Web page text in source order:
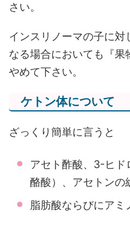
さい。
インスリノーマの子に
なる場合においても『果
やめて下さい。
ケトン体について
ざっくり簡単に言うと
アセト酢酸、3-ヒド
酪酸）、アセトンの
脂肪酸ならびにアミ